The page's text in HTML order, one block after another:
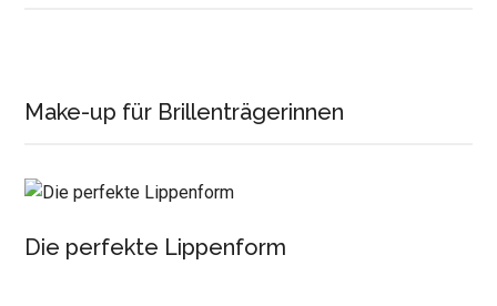
Make-up für Brillenträgerinnen
Die perfekte Lippenform